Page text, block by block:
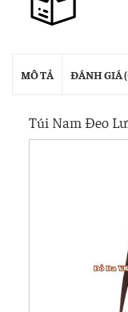
MÔ TẢ ĐÁNH GIÁ
Túi Nam Đeo